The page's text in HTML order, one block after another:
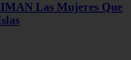
Las Mujeres Que